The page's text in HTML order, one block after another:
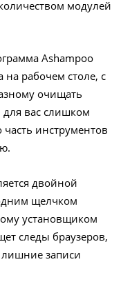
модулей
Ashampoo
на рабочем столе, с
очищать
для вас слишком
инструментов
двойной
щелчком
установщиком
следы браузеров,
записи